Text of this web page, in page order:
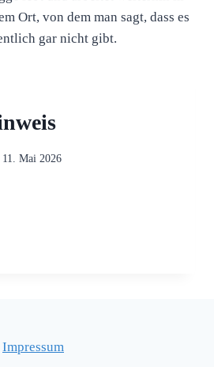
Ort, von dem man sagt, dass es
gar nicht gibt.
11. Mai 2026
Impressum